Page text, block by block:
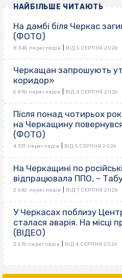
НАЙБІЛЬШЕ ЧИТАЮТЬ
На дамбі біля Черкас
(ФОТО)
8 345 переглядів ВІД 5 СЕРПНЯ 2026
Черкащан запрошують
коридор»
5 896 переглядів ВІД 4 СЕРПНЯ 2026
Після понад чотирьох
на Черкащину
(ФОТО)
4 331 переглядів ВІД 5 СЕРПНЯ 2026
На Черкащині по
відпрацювала ППО, –
2 642 переглядів ВІД 7 СЕРПНЯ 2026
У Черкасах поблизу
сталася аварія. На місці
(ВІДЕО)
2 576 переглядів ВІД 4 СЕРПНЯ 2026